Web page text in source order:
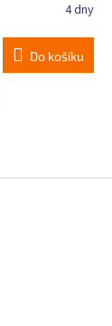
4 dny
Do košíku